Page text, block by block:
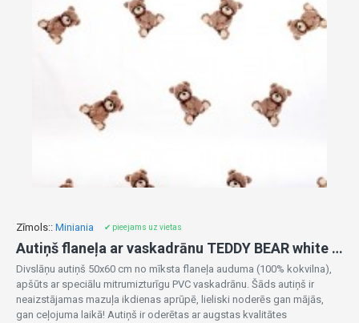
Zīmols:: Miniania ✔ pieejams uz vietas
Autiņš flaneļa ar vaskadrānu TEDDY BEAR white 50x60 cm (7440)
Divslāņu autiņš 50x60 cm no mīksta flaneļa auduma (100% kokvilna),
apšūts ar speciālu mitrumizturīgu PVC vaskadrānu. Šāds autiņš ir
neaizstājamas mazuļa ikdienas aprūpē, lieliski noderēs gan mājās,
gan ceļojuma laikā! Autiņš ir oderētas ar augstas kvalitātes